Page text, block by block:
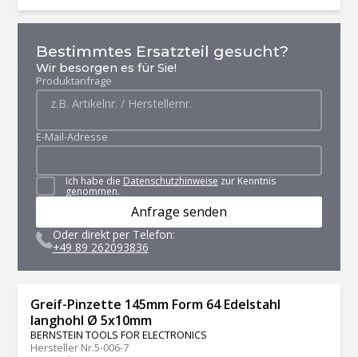
Bestimmtes Ersatzteil gesucht?
Wir besorgen es für Sie!
Produktanfrage
E-Mail-Adresse
Ich habe die Datenschutzhinweise zur Kenntnis
genommen.
Anfrage senden
Oder direkt per Telefon:
+49 89 262093836
Greif-Pinzette 145mm Form 64 Edelstahl
langhohl Ø 5x10mm
BERNSTEIN TOOLS FOR ELECTRONICS
Hersteller Nr.5-006-7